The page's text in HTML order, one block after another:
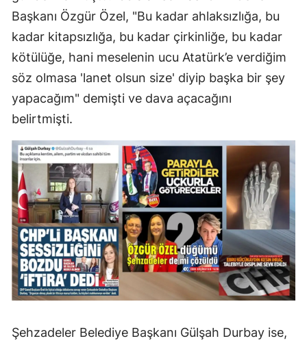
Başkanı Özgür Özel, "Bu kadar ahlaksızlığa, bu
kadar kitapsızlığa, bu kadar çirkinliğe, bu kadar
kötülüğe, hani meselenin ucu Atatürk’e verdiğim
söz olmasa 'lanet olsun size' diyip başka bir şey
yapacağım" demişti ve dava açacağını
belirtmişti.
Şehzadeler Belediye Başkanı Gülşah Durbay ise,